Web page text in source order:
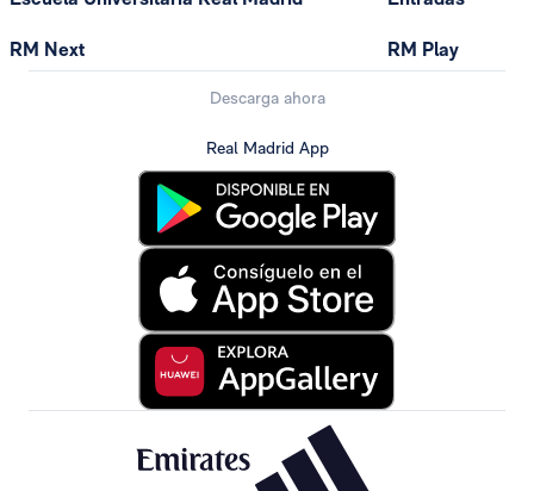
RM Next RM Play
Descarga ahora
Real Madrid App